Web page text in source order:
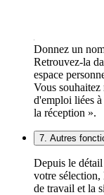
Donnez un
Retrouvez-la
espace
Vous
d'emploi liées
la réception ».
7. Autres
Depuis le
votre
de travail et la